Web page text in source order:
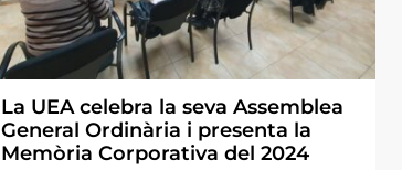
La UEA celebra la seva Assemblea
General Ordinària i presenta la
Memòria Corporativa del 2024